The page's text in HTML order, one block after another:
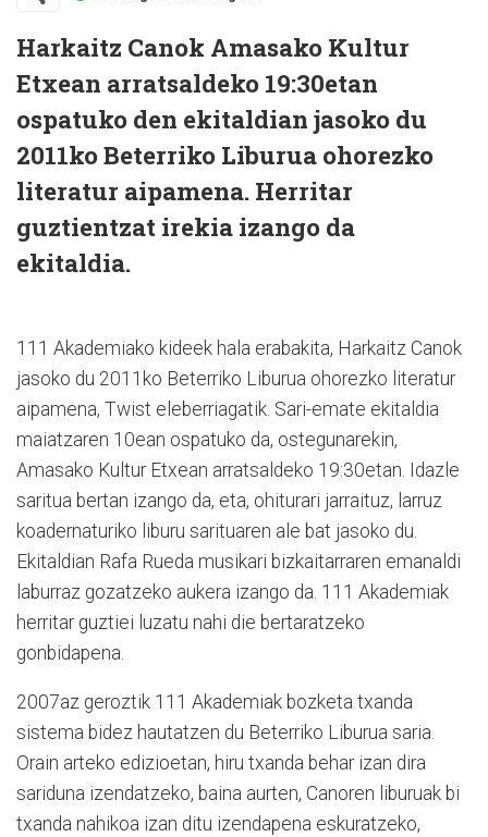
Harkaitz Canok Amasako Kultur
Etxean arratsaldeko 19:30etan
ospatuko den ekitaldian jasoko du
2011ko Beterriko Liburua ohorezko
literatur aipamena. Herritar
guztientzat irekia izango da
ekitaldia.
111 Akademiako kideek hala erabakita, Harkaitz Canok
jasoko du 2011ko Beterriko Liburua ohorezko literatur
aipamena, Twist eleberriagatik. Sari-emate ekitaldia
maiatzaren 10ean ospatuko da, ostegunarekin,
Amasako Kultur Etxean arratsaldeko 19:30etan. Idazle
saritua bertan izango da, eta, ohiturari jarraituz, larruz
koadernaturiko liburu sarituaren ale bat jasoko du.
Ekitaldian Rafa Rueda musikari bizkaitarraren emanaldi
laburraz gozatzeko aukera izango da. 111 Akademiak
herritar guztiei luzatu nahi die bertaratzeko
gonbidapena.
2007az geroztik 111 Akademiak bozketa txanda
sistema bidez hautatzen du Beterriko Liburua saria.
Orain arteko edizioetan, hiru txanda behar izan dira
sariduna izendatzeko, baina aurten, Canoren liburuak bi
txanda nahikoa izan ditu izendapena eskuratzeko,